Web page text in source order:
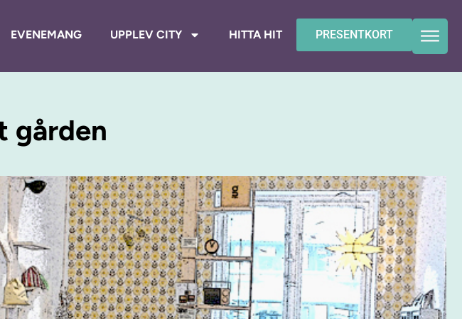
PRESENTKORT
EVENEMANG UPPLEV CITY HITTA HIT
gården